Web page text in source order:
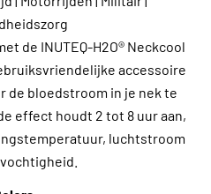
de INUTEQ-H2O® Neckcool
accessoire
de bloedstroom in je nek te
effect houdt 2 tot 8 uur aan,
luchtstroom